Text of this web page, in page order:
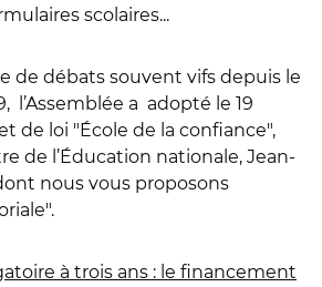
scolaires...
de débats souvent vifs depuis le
l’Assemblée a adopté le 19
de loi "École de la confiance",
de l’Éducation nationale, Jean-
nous vous proposons
à trois ans : le financement